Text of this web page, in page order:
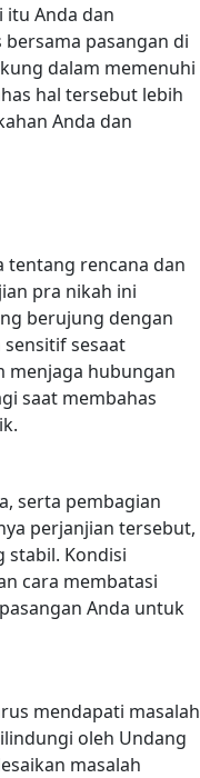
Anda dan
pasangan di
dalam memenuhi
hal tersebut lebih
Anda dan
tentang rencana dan
pra nikah ini
berujung dengan
sesaat
menjaga hubungan
saat membahas
serta pembagian
perjanjian tersebut,
stabil. Kondisi
cara membatasi
Anda untuk
mendapati masalah
oleh Undang
masalah